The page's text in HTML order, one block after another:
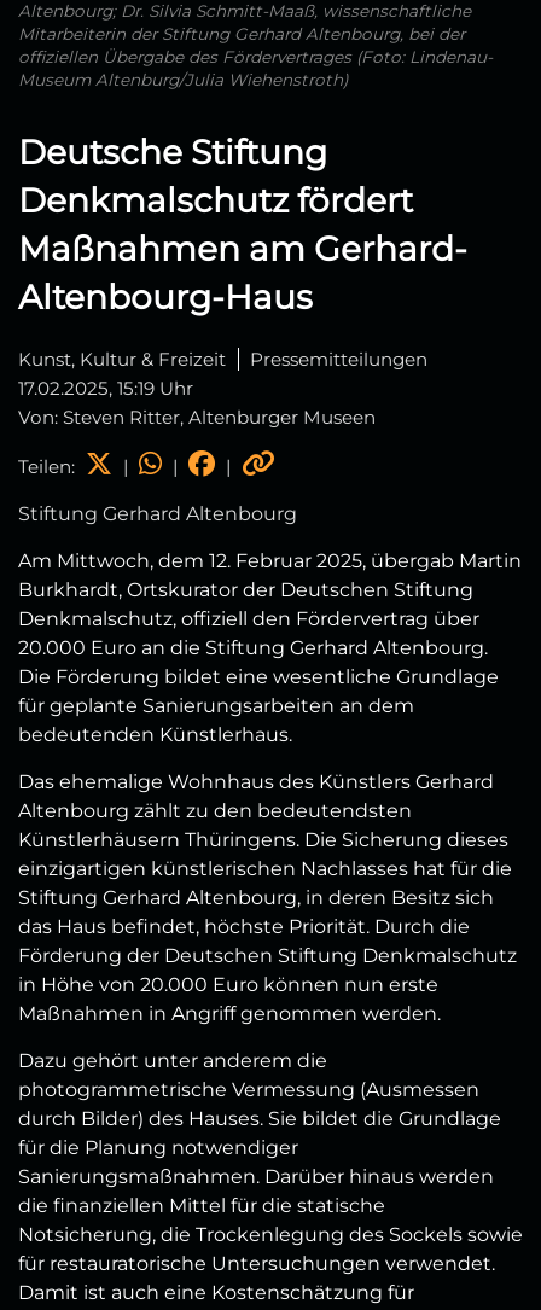
Altenbourg; Dr. Silvia Schmitt-Maaß, wissenschaftliche
Mitarbeiterin der Stiftung Gerhard Altenbourg, bei der
offiziellen Übergabe des Fördervertrages (Foto: Lindenau-
Museum Altenburg/Julia Wiehenstroth)
Deutsche Stiftung
Denkmalschutz fördert
Maßnahmen am Gerhard-
Altenbourg-Haus
Kunst, Kultur & Freizeit
Pressemitteilungen
17.02.2025, 15:19 Uhr
Von: Steven Ritter, Altenburger Museen
Teilen: | | |
Stiftung Gerhard Altenbourg
Am Mittwoch, dem 12. Februar 2025, übergab Martin
Burkhardt, Ortskurator der Deutschen Stiftung
Denkmalschutz, offiziell den Fördervertrag über
20.000 Euro an die Stiftung Gerhard Altenbourg.
Die Förderung bildet eine wesentliche Grundlage
für geplante Sanierungsarbeiten an dem
bedeutenden Künstlerhaus.
Das ehemalige Wohnhaus des Künstlers Gerhard
Altenbourg zählt zu den bedeutendsten
Künstlerhäusern Thüringens. Die Sicherung dieses
einzigartigen künstlerischen Nachlasses hat für die
Stiftung Gerhard Altenbourg, in deren Besitz sich
das Haus befindet, höchste Priorität. Durch die
Förderung der Deutschen Stiftung Denkmalschutz
in Höhe von 20.000 Euro können nun erste
Maßnahmen in Angriff genommen werden.
Dazu gehört unter anderem die
photogrammetrische Vermessung (Ausmessen
durch Bilder) des Hauses. Sie bildet die Grundlage
für die Planung notwendiger
Sanierungsmaßnahmen. Darüber hinaus werden
die finanziellen Mittel für die statische
Notsicherung, die Trockenlegung des Sockels sowie
für restauratorische Untersuchungen verwendet.
Damit ist auch eine Kostenschätzung für